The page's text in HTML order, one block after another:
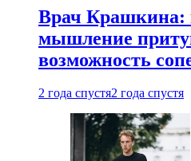
Врач Крашкина:
мышление
возможность
2 года спустя2 года спустя